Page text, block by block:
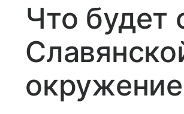
Что будет